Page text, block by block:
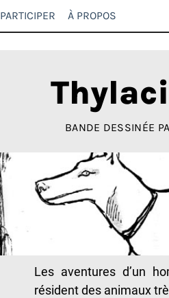
PARTICIPER À PROPOS
BANDE DESSINÉE
Les aventures d’un
résident des animaux